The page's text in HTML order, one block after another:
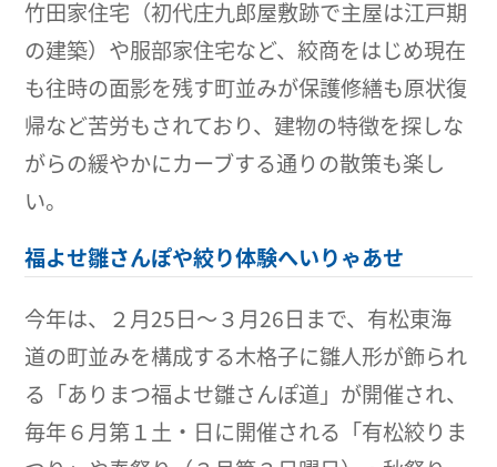
竹田家住宅（初代庄九郎屋敷跡で主屋は江戸期
の建築）や服部家住宅など、絞商をはじめ現在
も往時の面影を残す町並みが保護修繕も原状復
帰など苦労もされており、建物の特徴を探しな
がらの緩やかにカーブする通りの散策も楽し
い。
福よせ雛さんぽや絞り体験へいりゃあせ
今年は、２月25日～３月26日まで、有松東海
道の町並みを構成する木格子に雛人形が飾られ
る「ありまつ福よせ雛さんぽ道」が開催され、
毎年６月第１土・日に開催される「有松絞りま